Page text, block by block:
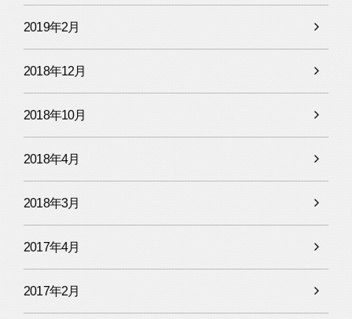
2019年2月
2018年12月
2018年10月
2018年4月
2018年3月
2017年4月
2017年2月